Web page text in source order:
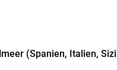
(Spanien, Italien,